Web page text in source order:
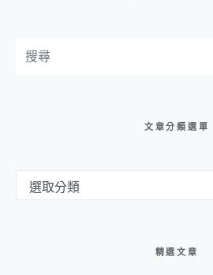
文章分類選單
精選文章